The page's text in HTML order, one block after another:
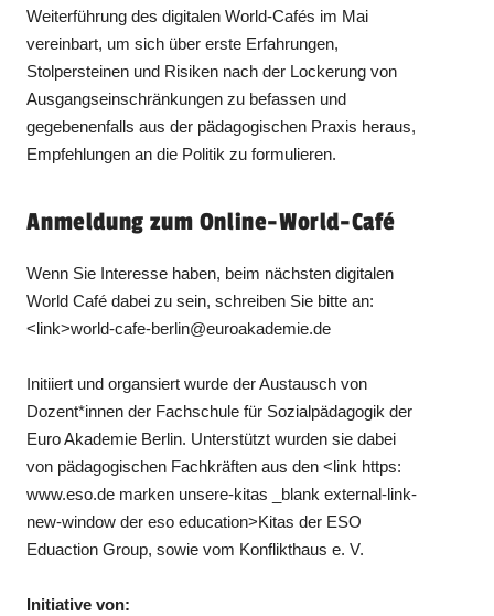
Weiterführung des digitalen World-Cafés im Mai
vereinbart, um sich über erste Erfahrungen,
Stolpersteinen und Risiken nach der Lockerung von
Ausgangseinschränkungen zu befassen und
gegebenenfalls aus der pädagogischen Praxis heraus,
Empfehlungen an die Politik zu formulieren.
Anmeldung zum Online-World-Café
Wenn Sie Interesse haben, beim nächsten digitalen
World Café dabei zu sein, schreiben Sie bitte an:
<link>world-cafe-berlin@euroakademie.de
Initiiert und organsiert wurde der Austausch von
Dozent*innen der Fachschule für Sozialpädagogik der
Euro Akademie Berlin. Unterstützt wurden sie dabei
von pädagogischen Fachkräften aus den <link https:
www.eso.de marken unsere-kitas _blank external-link-
new-window der eso education>Kitas der ESO
Eduaction Group, sowie vom Konflikthaus e. V.
Initiative von: